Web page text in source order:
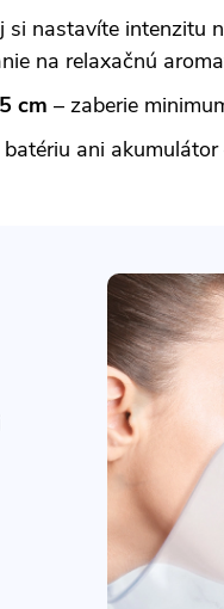
si nastavíte intenzitu
na relaxačnú
cm – zaberie
ani